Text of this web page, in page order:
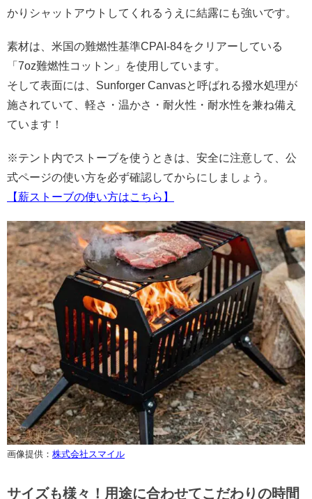
かりシャットアウトしてくれるうえに結露にも強いです。
素材は、米国の難燃性基準CPAI-84をクリアーしている
「7oz難燃性コットン」を使用しています。
そして表面には、Sunforger Canvasと呼ばれる撥水処理が
施されていて、軽さ・温かさ・耐火性・耐水性を兼ね備え
ています！
※テント内でストーブを使うときは、安全に注意して、公
式ページの使い方を必ず確認してからにしましょう。
【薪ストーブの使い方はこちら】
画像提供： 株式会社スマイル
サイズも様々！用途に合わせてこだわりの時間